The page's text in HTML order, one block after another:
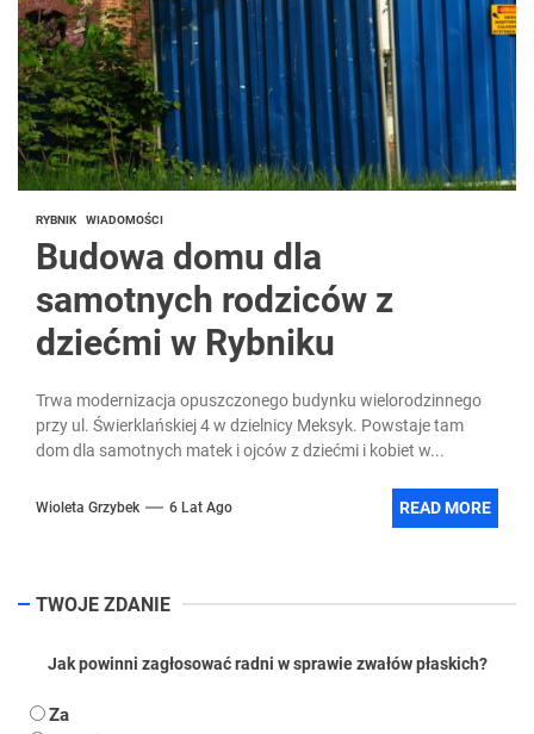
RYBNIK WIADOMOŚCI
Budowa domu dla
samotnych rodziców z
dziećmi w Rybniku
Trwa modernizacja opuszczonego budynku wielorodzinnego
przy ul. Świerklańskiej 4 w dzielnicy Meksyk. Powstaje tam
dom dla samotnych matek i ojców z dziećmi i kobiet w...
Wioleta Grzybek 6 Lat Ago READ MORE
TWOJE ZDANIE
Jak powinni zagłosować radni w sprawie zwałów płaskich?
Za